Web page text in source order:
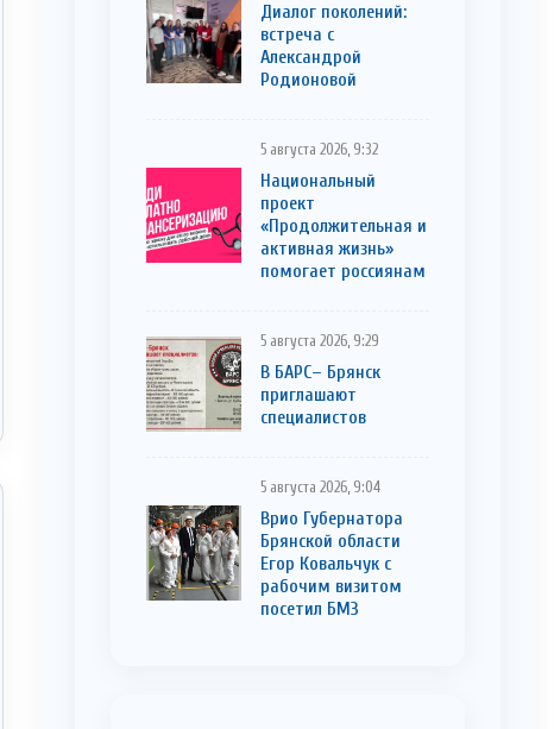
Диалог поколений:
встреча с
Александрой
Родионовой
5 августа 2026, 9:32
Национальный
проект
«Продолжительная и
активная жизнь»
помогает россиянам
5 августа 2026, 9:29
В БАРС– Брянcк
приглaшают
cпециaлистoв
5 августа 2026, 9:04
Врио Губернатора
Брянской области
Егор Ковальчук с
рабочим визитом
посетил БМЗ